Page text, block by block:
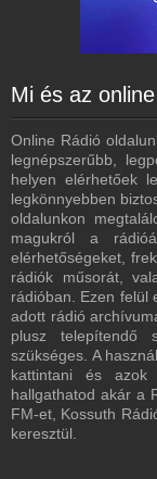
Mi és az
Online Rádió
legnépszerűbb,
helyen elérhetőek
legkönnyebben
oldalunkon
magukról a
elérhetőségeket,
rádiók műsorát,
rádióban. Ezen felül
adott rádió
plusz telepítendő
szükséges. A
kattintani és azok
hallgathatod akár a
FM-et, Kossuth
keresztül.